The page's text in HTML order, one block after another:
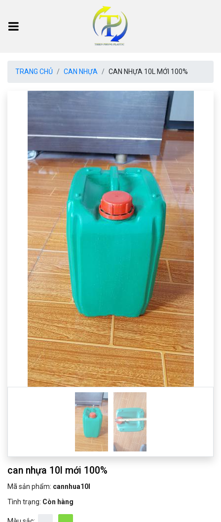
TRANG CHỦ CAN NHỰA CAN NHỰA 10L MỚI 100%
Previous
can nhựa 10l mới 100%
Mã sản phẩm: cannhua10l
Tình trạng: Còn hàng